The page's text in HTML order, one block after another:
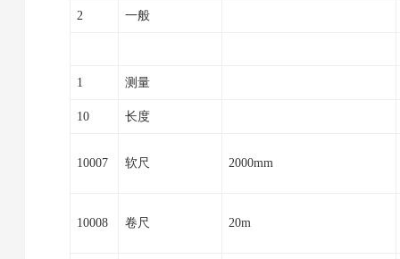
2 一般
1 测量
10 长度
10007 软尺 2000mm
10008 卷尺 20m